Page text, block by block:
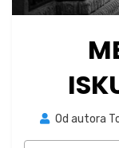
Od autora